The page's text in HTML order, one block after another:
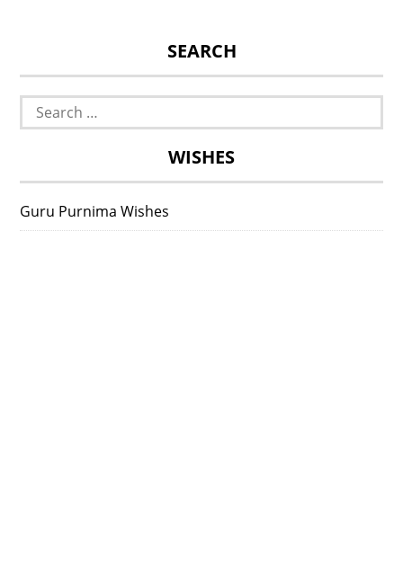
SEARCH
Search
for:
WISHES
Guru Purnima Wishes